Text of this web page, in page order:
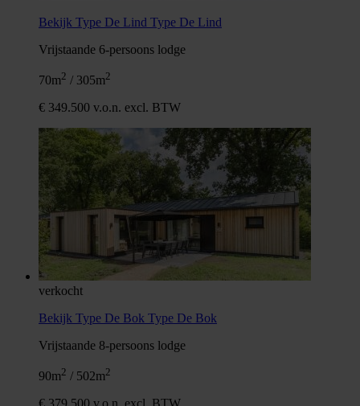
Bekijk Type De Lind Type De Lind
Vrijstaande 6-persoons lodge
70m2 / 305m2
€ 349.500 v.o.n. excl. BTW
verkocht
Bekijk Type De Bok Type De Bok
Vrijstaande 8-persoons lodge
90m2 / 502m2